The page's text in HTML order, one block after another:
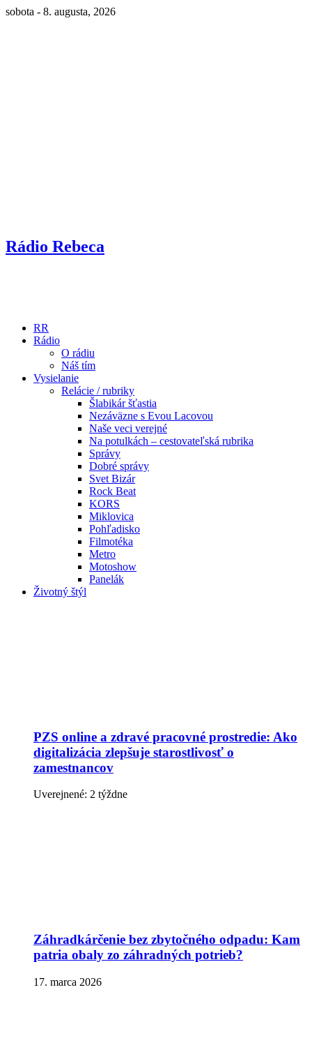
sobota - 8. augusta, 2026
Rádio Rebeca
RR
Rádio
O rádiu
Náš tím
Vysielanie
Relácie / rubriky
Šlabikár šťastia
Nezáväzne s Evou Lacovou
Naše veci verejné
Na potulkách – cestovateľská rubrika
Správy
Dobré správy
Svet Bizár
Rock Beat
KORS
Miklovica
Pohľadisko
Filmotéka
Metro
Motoshow
Panelák
Životný štýl
PZS online a zdravé pracovné prostredie: Ako
digitalizácia zlepšuje starostlivosť o
zamestnancov
Uverejnené: 2 týždne
Záhradkárčenie bez zbytočného odpadu: Kam
patria obaly zo záhradných potrieb?
17. marca 2026